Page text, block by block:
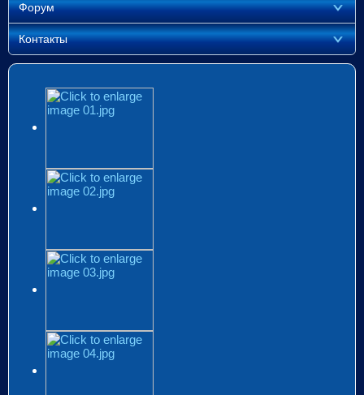
Форум
Контакты